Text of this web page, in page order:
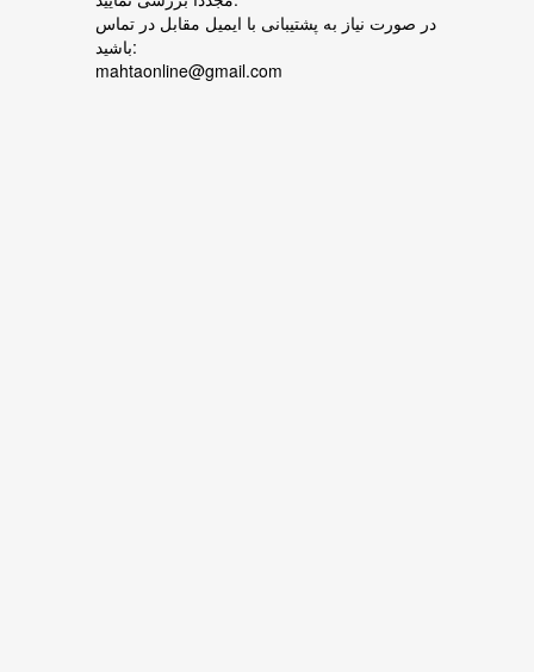
در صورت نیاز به پشتیبانی با ایمیل مقابل در تماس
باشید:
mahtaonline@gmail.com